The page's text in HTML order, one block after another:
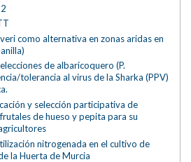
como alternativa en zonas aridas en
de albaricoquero (P.
tolerancia al virus de la Sharka (PPV)
y selección participativa de
de hueso y pepita para su
nitrogenada en el cultivo de
la Huerta de Murcia